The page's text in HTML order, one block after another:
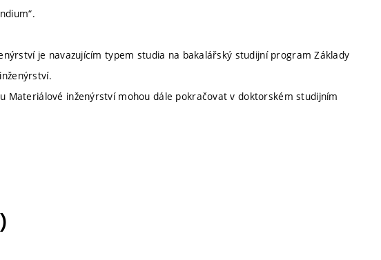
je navazujícím typem studia na bakalářský studijní program Základy
Materiálové inženýrství mohou dále pokračovat v doktorském studijním